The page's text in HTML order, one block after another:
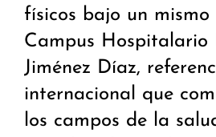
físicos bajo un mismo
Campus Hospitalario
Jiménez Díaz,
internacional que
los campos de la